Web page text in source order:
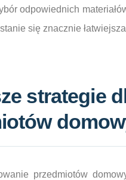
odpowiednich
się znacznie
strategie
przedmiotów